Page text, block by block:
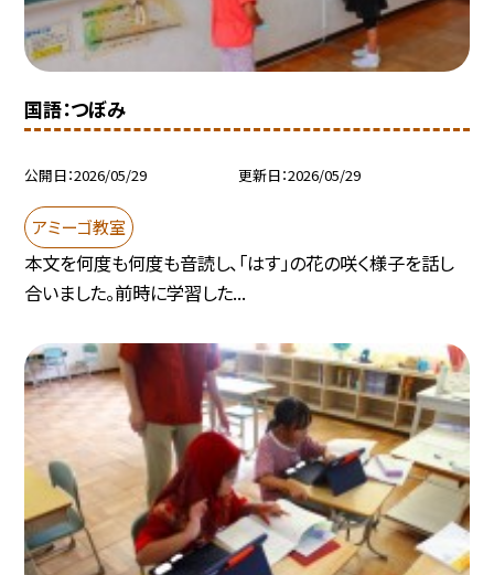
国語：つぼみ
公開日 2026/05/29 更新日 2026/05/29
アミーゴ教室
本文を何度も何度も音読し、「はす」の花の咲く様子を話し
合いました。前時に学習した...